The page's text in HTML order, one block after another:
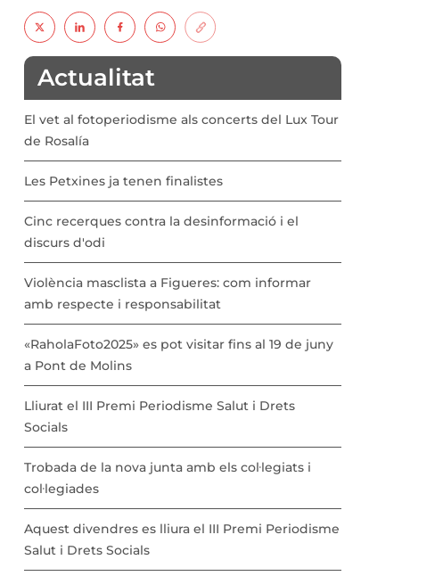
Actualitat
El vet al fotoperiodisme als concerts del Lux Tour
de Rosalía
Les Petxines ja tenen finalistes
Cinc recerques contra la desinformació i el
discurs d'odi
Violència masclista a Figueres: com informar
amb respecte i responsabilitat
«RaholaFoto2025» es pot visitar fins al 19 de juny
a Pont de Molins
Lliurat el III Premi Periodisme Salut i Drets
Socials
Trobada de la nova junta amb els col·legiats i
col·legiades
Aquest divendres es lliura el III Premi Periodisme
Salut i Drets Socials